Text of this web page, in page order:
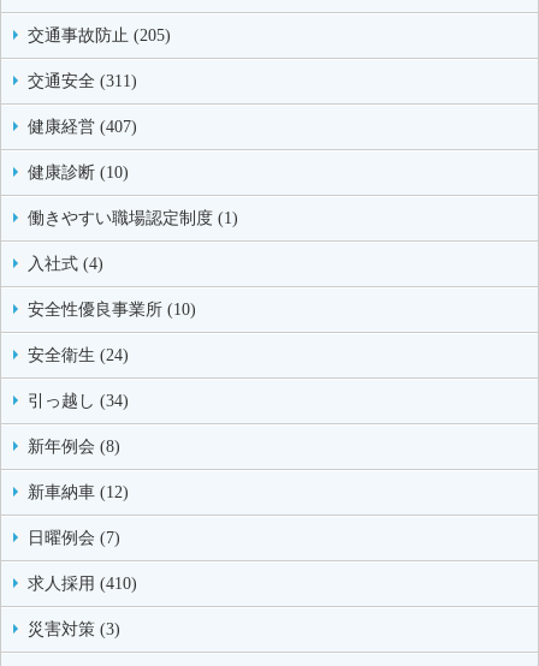
交通事故防止 (205)
交通安全 (311)
健康経営 (407)
健康診断 (10)
働きやすい職場認定制度 (1)
入社式 (4)
安全性優良事業所 (10)
安全衛生 (24)
引っ越し (34)
新年例会 (8)
新車納車 (12)
日曜例会 (7)
求人採用 (410)
災害対策 (3)